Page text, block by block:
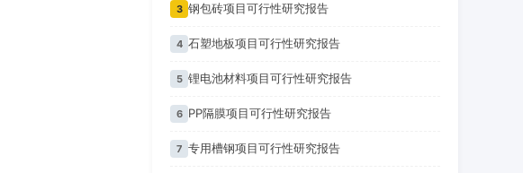
3 钢包砖项目可行性研究报告
4 石塑地板项目可行性研究报告
5 锂电池材料项目可行性研究报告
6 PP隔膜项目可行性研究报告
7 专用槽钢项目可行性研究报告